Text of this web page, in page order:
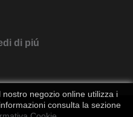
di piú
negozio online utilizza i
consulta la sezione